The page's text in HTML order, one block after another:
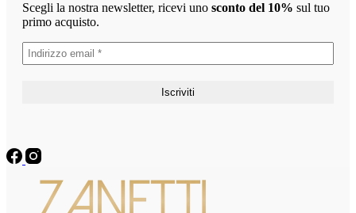
Scegli la nostra newsletter, ricevi uno sconto del 10% sul tuo
primo acquisto.